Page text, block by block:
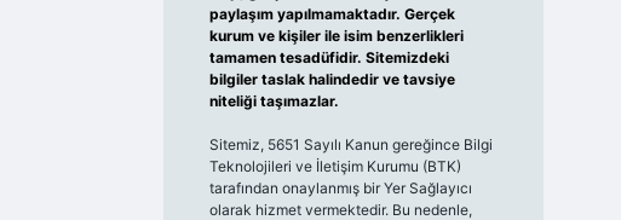
paylaşım yapılmamaktadır. Gerçek
kurum ve kişiler ile isim benzerlikleri
tamamen tesadüfidir. Sitemizdeki
bilgiler taslak halindedir ve tavsiye
niteliği taşımazlar.
Sitemiz, 5651 Sayılı Kanun gereğince Bilgi
Teknolojileri ve İletişim Kurumu (BTK)
tarafından onaylanmış bir Yer Sağlayıcı
olarak hizmet vermektedir. Bu nedenle,